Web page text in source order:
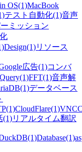
OS(1)MacBook
テスト自動化(1)音声
ミッション
Design(1)リソース
広告(1)コンバ
(1)FFT(1)音声解
(1)データベース
(1)CloudFlare(1)
(1)リアルタイム翻訳
(1)Database(1)